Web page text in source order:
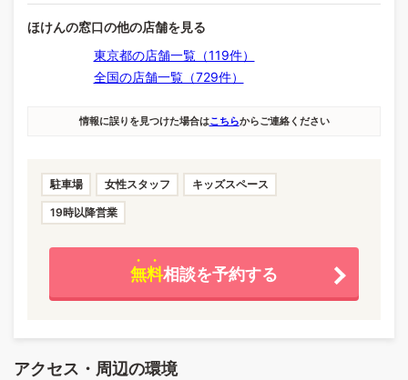
ほけんの窓口の他の店舗を見る
東京都の店舗一覧（119件）
全国の店舗一覧（729件）
情報に誤りを見つけた場合はこちらからご連絡ください
駐車場 女性スタッフ キッズスペース
19時以降営業
無料相談を予約する
アクセス・周辺の環境